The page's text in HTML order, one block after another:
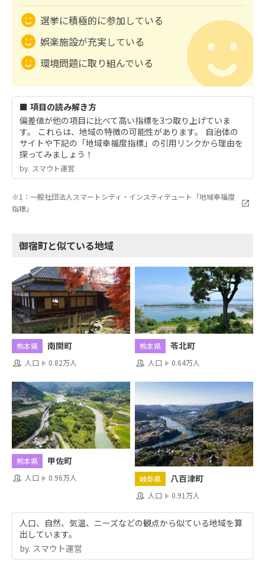
選挙に積極的に参加している
娯楽施設が充実している
環境問題に取り組んでいる
■ 項目の読み解き方
偏差値が他の項目に比べて高い指標を3つ取り上げていま
す。 これらは、地域の特徴の可能性があります。 自治体の
サイトや下記の「地域幸福度指標」の引用リンクから理由を
探ってみましょう！
by.︎ スマウト運営
※1：一般社団法人スマートシティ・インスティテュート「地域幸福度
指標」
御宿町と似ている地域
熊本県 南関町
人口 0.82万人
熊本県 苓北町
人口 0.64万人
熊本県 甲佐町
人口 0.96万人 岐阜県 八百津町
人口 0.91万人
人口、自然、気温、ニーズなどの観点から似ている地域を算
出しています。
by.︎ スマウト運営